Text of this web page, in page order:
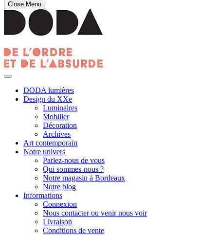
Close Menu
DODA lumières
Design du XXe
Luminaires
Mobilier
Décoration
Archives
Art contemporain
Notre univers
Parlez-nous de vous
Qui sommes-nous ?
Notre magasin à Bordeaux
Notre blog
Informations
Connexion
Nous contacter ou venir nous voir
Livraison
Conditions de vente